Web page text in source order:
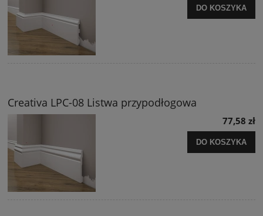
DO KOSZYKA
Creativa LPC-08 Listwa przypodłogowa
77,58 zł
DO KOSZYKA